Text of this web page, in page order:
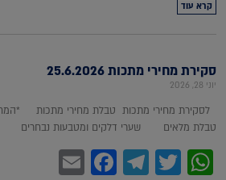
קרא עוד
סקירת מחירי מתכות 25.6.2026
יוני 28, 2026
לסקירת מחירי מתכות טבלת מחירי מתכות
טבלת מלאים שערי דלקים ומטבעות נבחרים
WhatsApp
Twitter
Telegram